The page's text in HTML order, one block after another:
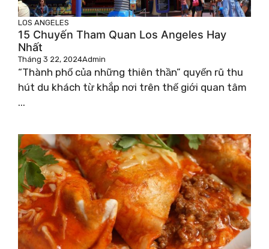
LOS ANGELES
15 Chuyến Tham Quan Los Angeles Hay
Nhất
Tháng 3 22, 2024Admin
“Thành phố của những thiên thần” quyến rũ thu
hút du khách từ khắp nơi trên thế giới quan tâm
...